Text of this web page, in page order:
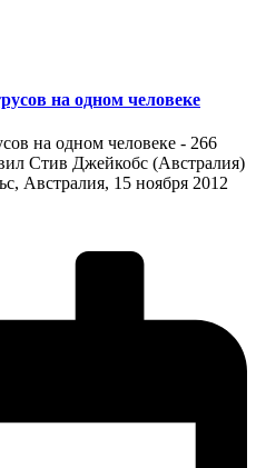
на одном человеке
на одном человеке - 266
Стив Джейкобс (Австралия)
Австралия, 15 ноября 2012